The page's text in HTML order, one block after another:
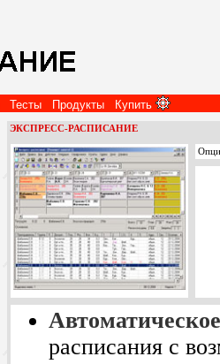
Тесты Продукты Купить
ЭКСПРЕСС-РАСПИСАНИЕ
расписания с